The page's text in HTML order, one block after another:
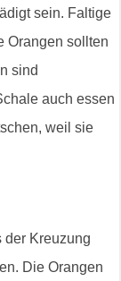
sein. Faltige
Orangen sollten
sind
auch essen
weil sie
der Kreuzung
Die Orangen